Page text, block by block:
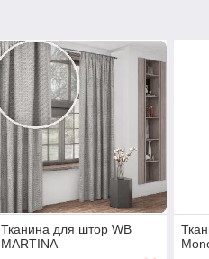
Тканина для штор WB
MARTINA